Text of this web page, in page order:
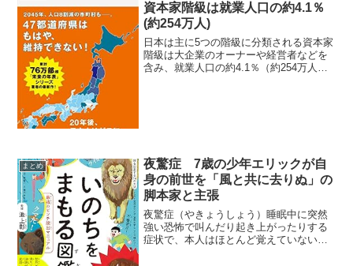
資本家階級は就業人口の約4.1％
(約254万人)
日本は主に5つの階級に分類される資本家
階級は大企業のオーナーや経営者などを
含み、就業人口の約4.1％（約254万人）
まとめ
夜驚症 7歳の少年エリックが自
身の前世を「風と共に去りぬ」の
脚本家と主張
夜驚症（やきょうしょう）睡眠中に突然
強い恐怖で叫んだり起き上がったりする
症状で、本人はほとんど覚えていないこ